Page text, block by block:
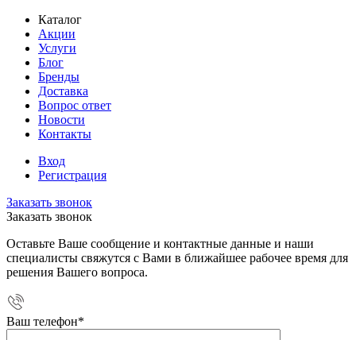
Каталог
Акции
Услуги
Блог
Бренды
Доставка
Вопрос ответ
Новости
Контакты
Вход
Регистрация
Заказать звонок
Заказать звонок
Оставьте Ваше сообщение и контактные данные и наши
специалисты свяжутся с Вами в ближайшее рабочее время для
решения Вашего вопроса.
Ваш телефон*